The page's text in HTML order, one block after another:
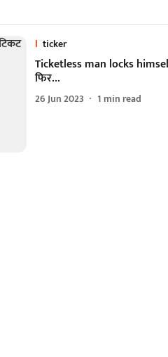
ticker
Ticketless man locks
फिर…
26 Jun 2023 1 min read